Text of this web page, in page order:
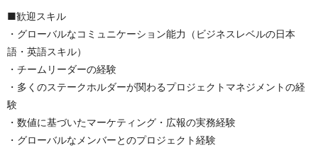
■歓迎スキル
・グローバルなコミュニケーション能力（ビジネスレベルの日本
語・英語スキル）
・チームリーダーの経験
・多くのステークホルダーが関わるプロジェクトマネジメントの経
験
・数値に基づいたマーケティング・広報の実務経験
・グローバルなメンバーとのプロジェクト経験